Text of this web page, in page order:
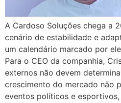
A Cardoso Soluções chega a
cenário de estabilidade e
um calendário marcado por
Para o CEO da companhia,
externos não devem
crescimento do mercado não
eventos políticos e